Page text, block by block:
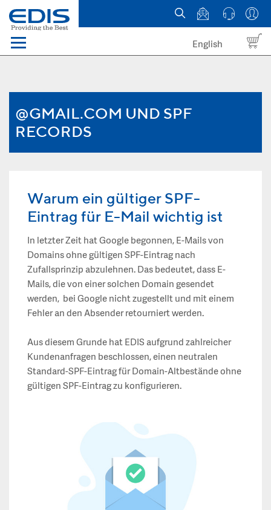
Menü
News
English
@GMAIL.COM UND SPF
RECORDS
Warum ein gültiger SPF-
Eintrag für E-Mail wichtig ist
In letzter Zeit hat Google begonnen, E-Mails von
Domains ohne gültigen SPF-Eintrag nach
Zufallsprinzip abzulehnen. Das bedeutet, dass E-
Mails, die von einer solchen Domain gesendet
werden, bei Google nicht zugestellt und mit einem
Fehler an den Absender retourniert werden.
Aus diesem Grunde hat EDIS aufgrund zahlreicher
Kundenanfragen beschlossen, einen neutralen
Standard-SPF-Eintrag für Domain-Altbestände ohne
gültigen SPF-Eintrag zu konfigurieren.